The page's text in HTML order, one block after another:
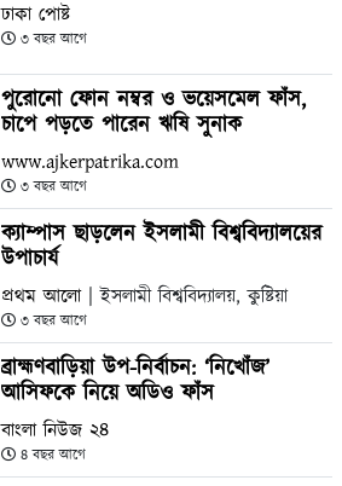
ঢাকা পোষ্ট
৩ বছর আগে
পুরোনো ফোন নম্বর ও ভয়েসমেল ফাঁস,
চাপে পড়তে পারেন ঋষি সুনাক
www.ajkerpatrika.com
৩ বছর আগে
ক্যাম্পাস ছাড়লেন ইসলামী বিশ্ববিদ্যালয়ের
উপাচার্য
প্রথম আলো | ইসলামী বিশ্ববিদ্যালয়, কুষ্টিয়া
৩ বছর আগে
ব্রাহ্মণবাড়িয়া উপ-নির্বাচন: ‘নিখোঁজ’
আসিফকে নিয়ে অডিও ফাঁস
বাংলা নিউজ ২৪
৪ বছর আগে